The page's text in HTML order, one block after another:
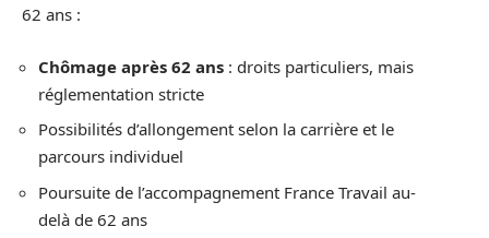
62 ans :
Chômage après 62 ans : droits particuliers, mais
réglementation stricte
Possibilités d’allongement selon la carrière et le
parcours individuel
Poursuite de l’accompagnement France Travail au-
delà de 62 ans